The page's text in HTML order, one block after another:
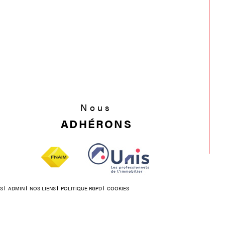
Nous
ADHÉRONS
ADMIN NOS LIENS POLITIQUE RGPD COOKIES